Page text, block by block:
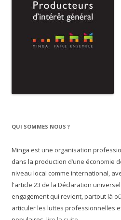
QUI SOMMES NOUS ?
Minga est une organisation
dans la production d’une économie
niveau local comme international,
l'article 23 de la Déclaration
engagement qui revient, partout là
articuler les luttes professionnelles